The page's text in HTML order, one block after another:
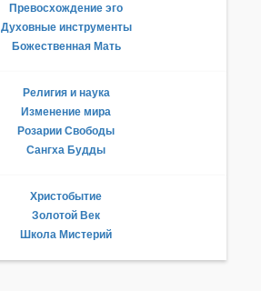
Превосхождение эго
Духовные инструменты
Божественная Мать
Религия и наука
Изменение мира
Розарии Свободы
Сангха Будды
Христобытие
Золотой Век
Школа Мистерий